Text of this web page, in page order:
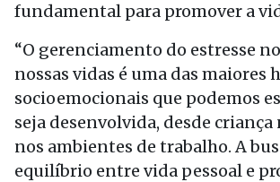
fundamental para promover a
“O gerenciamento do estresse
nossas vidas é uma das maiores
socioemocionais que podemos
seja desenvolvida, desde criança
nos ambientes de trabalho. A
equilíbrio entre vida pessoal e